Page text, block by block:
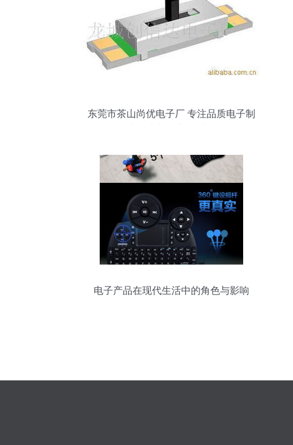
东莞市茶山尚优电子厂 专注品质电子制
电子产品在现代生活中的角色与影响